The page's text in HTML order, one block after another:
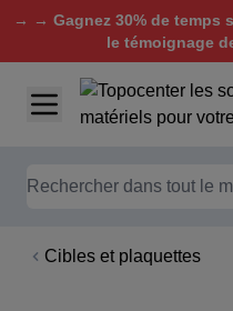
→ → Gagnez 30% de temps
le témoignage
Aller au contenu
Chercher
Cibles et plaquettes